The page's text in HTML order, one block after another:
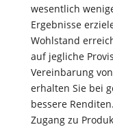
wesentlich
Ergebnisse
Wohlstand
auf jegliche
Vereinbarung
erhalten Sie bei
bessere
Zugang zu